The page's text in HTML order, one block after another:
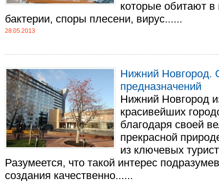
которые обитают
бактерии, споры плесени, вирус......
28.05.2013
Нижний Новгород.
предназначений
Нижний Новгород
красивейших
благодаря своей
прекрасной
из ключевых
Разумеется, что такой интерес
создания качественно......